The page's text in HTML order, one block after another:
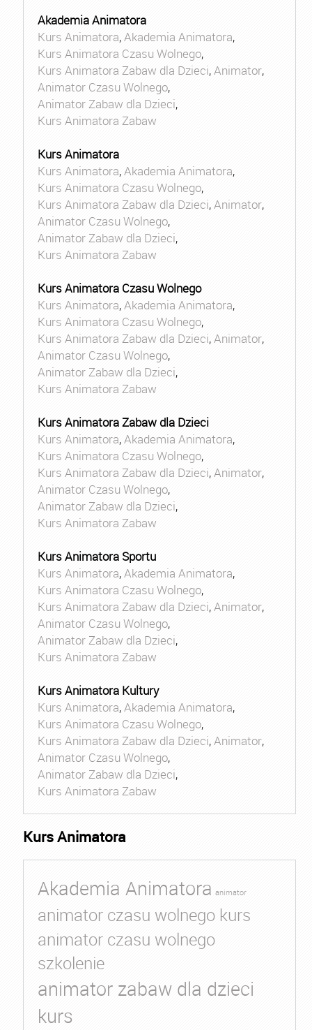
Akademia Animatora
Kurs Animatora,Akademia Animatora,
Kurs Animatora Czasu Wolnego,
Kurs Animatora Zabaw dla Dzieci,Animator,
Animator Czasu Wolnego,
Animator Zabaw dla Dzieci,
Kurs Animatora Zabaw
Kurs Animatora
Kurs Animatora,Akademia Animatora,
Kurs Animatora Czasu Wolnego,
Kurs Animatora Zabaw dla Dzieci,Animator,
Animator Czasu Wolnego,
Animator Zabaw dla Dzieci,
Kurs Animatora Zabaw
Kurs Animatora Czasu Wolnego
Kurs Animatora,Akademia Animatora,
Kurs Animatora Czasu Wolnego,
Kurs Animatora Zabaw dla Dzieci,Animator,
Animator Czasu Wolnego,
Animator Zabaw dla Dzieci,
Kurs Animatora Zabaw
Kurs Animatora Zabaw dla Dzieci
Kurs Animatora,Akademia Animatora,
Kurs Animatora Czasu Wolnego,
Kurs Animatora Zabaw dla Dzieci,Animator,
Animator Czasu Wolnego,
Animator Zabaw dla Dzieci,
Kurs Animatora Zabaw
Kurs Animatora Sportu
Kurs Animatora,Akademia Animatora,
Kurs Animatora Czasu Wolnego,
Kurs Animatora Zabaw dla Dzieci,Animator,
Animator Czasu Wolnego,
Animator Zabaw dla Dzieci,
Kurs Animatora Zabaw
Kurs Animatora Kultury
Kurs Animatora,Akademia Animatora,
Kurs Animatora Czasu Wolnego,
Kurs Animatora Zabaw dla Dzieci,Animator,
Animator Czasu Wolnego,
Animator Zabaw dla Dzieci,
Kurs Animatora Zabaw
Kurs Animatora
Akademia Animatora animator
animator czasu wolnego kurs
animator czasu wolnego
szkolenie
animator zabaw dla dzieci
kurs